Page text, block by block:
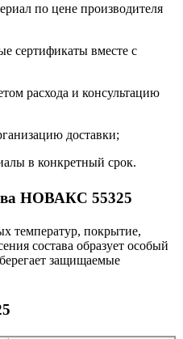
по цене производителя
сертификаты вместе с
расхода и консультацию
доставки;
в конкретный срок.
НОВАКС 55325
температур, покрытие,
состава образует особый
защищаемые